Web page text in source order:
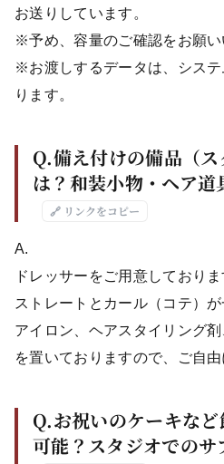
お送りしています。
※予め、容量のご確認をお願い
※お渡しするデータは、シス
ります。
Q.備え付けの備品（ス
は？和装小物・ヘア道
🔗 リンクをコピー
A.
ドレッサーをご用意しておりま
ストレートとカール（コテ）
アイロン、ヘアスタイリング
を置いておりますので、ご自由
Q.お祝いのケーキな
可能？スタジオでのサ